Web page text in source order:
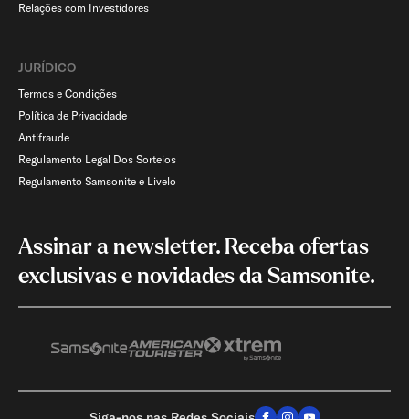
Relações com Investidores
JURÍDICO
Termos e Condições
Política de Privacidade
Antifraude
Regulamento Legal Dos Sorteios
Regulamento Samsonite e Livelo
Assinar a newsletter. Receba ofertas
exclusivas e novidades da Samsonite.